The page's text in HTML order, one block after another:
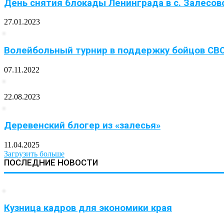
День снятия блокады Ленинграда в с.
27.01.2023
Волейбольный турнир в поддержку бойцов
07.11.2022
22.08.2023
Деревенский блогер из «залесья»
11.04.2025
Загрузить больше
ПОСЛЕДНИЕ НОВОСТИ
Кузница кадров для экономики края